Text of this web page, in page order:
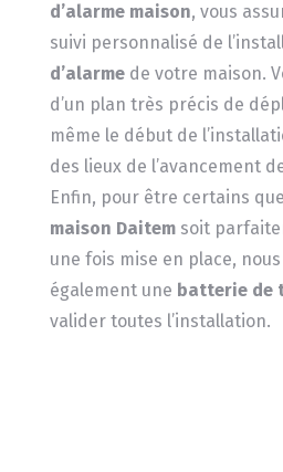
d’alarme maison, vous
suivi personnalisé de
d’alarmede votre maison.
d’un plan très précis de
même le début de
des lieux de l’avancement
Enfin, pour être certains
maison Daitemsoit
une fois mise en place,
également une batterie de
valider toutes l’installation.